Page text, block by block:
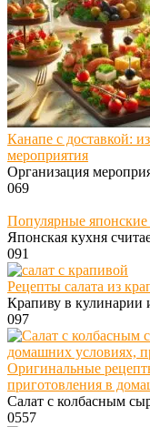
Канапе с доставкой:
мероприятия
Организация
069
Популярные
Японская кухня
091
Рецепты салата из
Крапиву в кулинарии
097
Оригинальные
приготовления в
Салат с колбасным
0557